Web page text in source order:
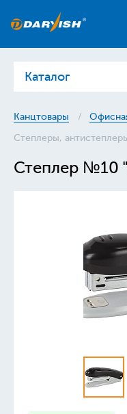
Каталог
Канцтовары
Степлеры,
Степлер №10